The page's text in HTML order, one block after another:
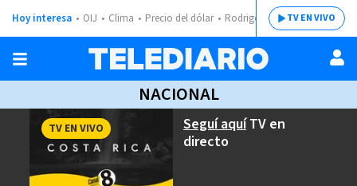
Hoy interesa OIJ Clima Precio del dólar Rodrigo ChavesTV EN VIVO
NACIONAL
Seguí aquíTV en
directo
TV EN VIVO